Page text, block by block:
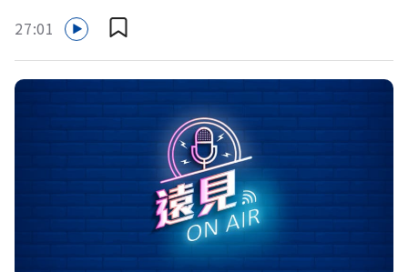
縣。在智慧農業、精品農產與「嘉義優鮮」品牌同步升級的
推動下，嘉義縣政府成功打破過往傳統農業縣的侷限，讓返
鄉子弟不僅能「回得來、留得下、活得好」，更為地方累積
迎向黃金十年的發展動能。 本集《遠見ON AIR》邀請嘉義
縣長翁章梁、立法委員蔡易餘、財信傳媒集團董事長謝金
河、紙風車劇團創辦人李永豐、以及嘉義縣人力發展所所長
許喻理。帶你深入剖析《嘉義被看見了》書中收錄的八年轉
型故事，讀懂這段洗天換地的歷程，並共同看見下一個黃金
十年的發展藍圖！ 🔺翁章梁縣長如何攜手團隊，在大牌林
立的科技版圖中搶先卡位亞創中心？🔺品牌如何雙重升級，
化傳統作物為高價值的精品品牌？🔺如何將自身的失敗學，
27:01